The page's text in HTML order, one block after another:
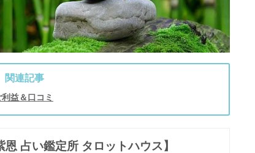
関連記事
益＆口コミ
占い鑑定所 タロットハウス】